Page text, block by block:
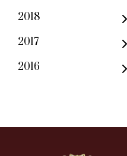
2018
2017
2016